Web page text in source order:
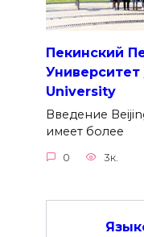
Пекинский
University
Введение
имеет более
0 3к.